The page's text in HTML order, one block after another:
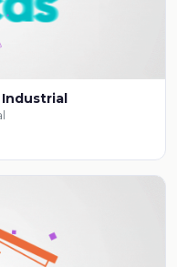
Industrial